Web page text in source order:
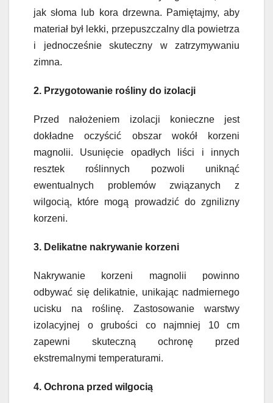
jak słoma lub kora drzewna. Pamiętajmy, aby
materiał był lekki, przepuszczalny dla powietrza
i jednocześnie skuteczny w zatrzymywaniu
zimna.
2. Przygotowanie rośliny do izolacji
Przed nałożeniem izolacji konieczne jest
dokładne oczyścić obszar wokół korzeni
magnolii. Usunięcie opadłych liści i innych
resztek roślinnych pozwoli uniknąć
ewentualnych problemów związanych z
wilgocią, które mogą prowadzić do zgnilizny
korzeni.
3. Delikatne nakrywanie korzeni
Nakrywanie korzeni magnolii powinno
odbywać się delikatnie, unikając nadmiernego
ucisku na roślinę. Zastosowanie warstwy
izolacyjnej o grubości co najmniej 10 cm
zapewni skuteczną ochronę przed
ekstremalnymi temperaturami.
4. Ochrona przed wilgocią